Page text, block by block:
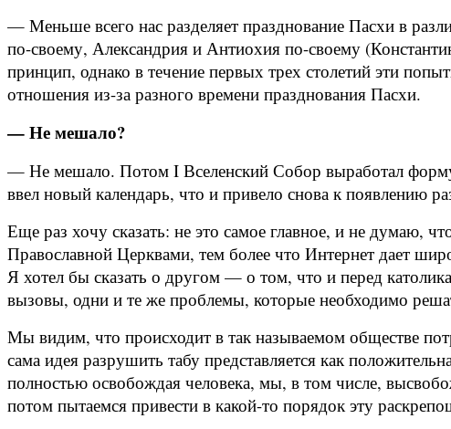
— Меньше всего нас разделяет празднование Пасхи в
по-своему, Александрия и Антиохия по-своему
принцип, однако в течение первых трех столетий эти
отношения из-за разного времени празднования Пасхи.
— Не мешало?
— Не мешало. Потом I Вселенский Собор выработал
ввел новый календарь, что и привело снова к появлению
Еще раз хочу сказать: не это самое главное, и не думаю,
Православной Церквами, тем более что Интернет дает
Я хотел бы сказать о другом — о том, что и перед
вызовы, одни и те же проблемы, которые необходимо
Мы видим, что происходит в так называемом обществе
сама идея разрушить табу представляется как
полностью освобождая человека, мы, в том числе,
потом пытаемся привести в какой-то порядок эту